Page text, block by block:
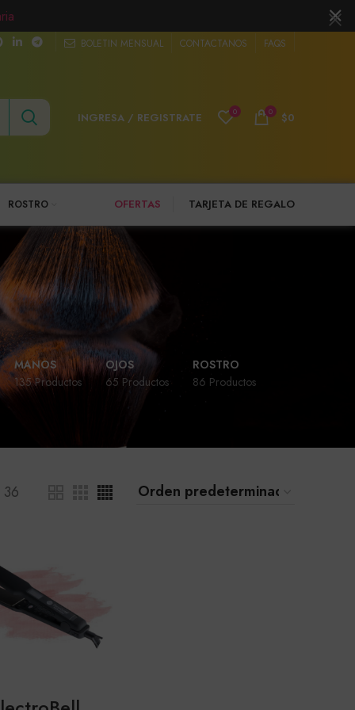
BOLETIN MENSUAL CONTACTANOS FAQS
INGRESA / REGISTRATE 0 0 $0
ROSTRO OFERTAS TARJETA DE REGALO
MANOS
135 Productos
OJOS
65 Productos
ROSTRO
86 Productos
36